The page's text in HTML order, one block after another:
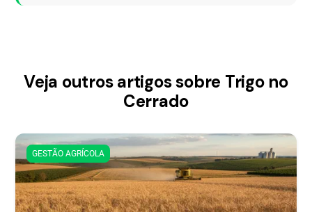
Veja outros artigos sobre Trigo no
Cerrado
GESTÃO AGRÍCOLA